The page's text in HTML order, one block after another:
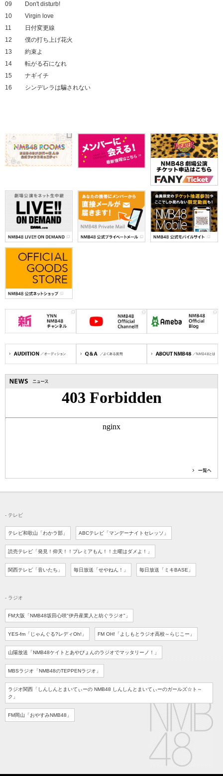
09
Don't disturb!
10
Virgin love
11
日付変更線
12
僕の打ち上げ花火
13
約束よ
14
転がる石になれ
15
ナギイチ
16
シンデレラは騙されない
- テレビ
テレビ和歌山「わかラ部」 ABCテレビ「マンデーナイトセレッソ」
読売テレビ 「発見！仰天！！プレミアもん！！ 土曜はダメよ！」
関西テレビ 「音いたち」 毎日放送 「せやねん！」 毎日放送 「ミキBASE」
- ラジオ
FM大阪「NMB48坂田心咲"伊丹産業人と紡ぐラジオ"」
YES-fm 「じゃんぐる?レディOh!」 FM OH! 「よしもとラジオ高校～らじこー」
山陽放送 「NMB48ケイトとあやぴょんのラジオでマッタリーノ！」
MBSラジオ 「NMB48のTEPPENラジオ」
ラジオ関西 「しんしんとまいてぃーの NMB48 しんしんとまいてぃーのガールズ☆ト～
ク」
FM岡山 「おやすみNMB48」